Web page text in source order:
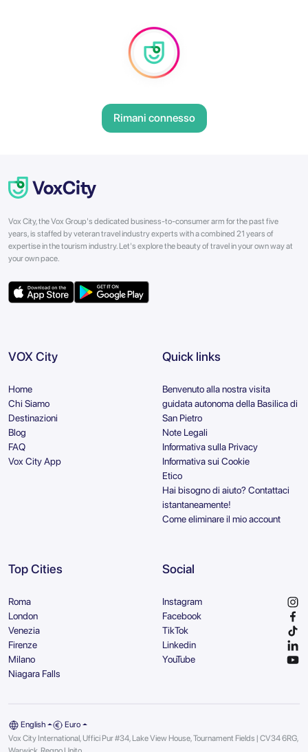
Rimani connesso
Vox City, the Vox Group's dedicated business-to-consumer arm for the past five
years, is staffed by veteran travel industry experts with a combined 21 years of
expertise in the tourism industry. Let's explore the beauty of travel in your own way at
your own pace.
VOX City
Home
Chi Siamo
Destinazioni
Blog
FAQ
Vox City App
Quick links
Benvenuto alla nostra visita
guidata autonoma della Basilica di
San Pietro
Note Legali
Informativa sulla Privacy
Informativa sui Cookie
Etico
Hai bisogno di aiuto? Contattaci
istantaneamente!
Come eliminare il mio account
Top Cities
Roma
London
Venezia
Firenze
Milano
Niagara Falls
Social
Instagram
Facebook
TikTok
Linkedin
YouTube
English
Euro
Vox City International, Uffici Pur #34, Lake View House, Tournament Fields | CV34 6RG,